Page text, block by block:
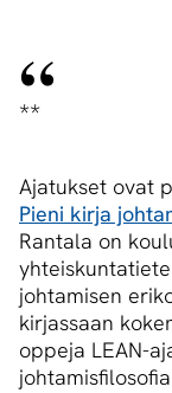
**
Ajatukset ovat
Pieni kirja
Rantala on
johtamisen
kirjassaan
oppeja LEAN-